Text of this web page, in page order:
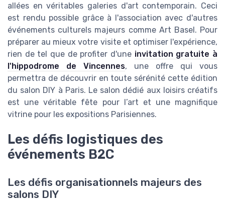
allées en véritables galeries d'art contemporain. Ceci
est rendu possible grâce à l'association avec d'autres
événements culturels majeurs comme Art Basel. Pour
préparer au mieux votre visite et optimiser l'expérience,
rien de tel que de profiter d'une invitation gratuite à
l'hippodrome de Vincennes, une offre qui vous
permettra de découvrir en toute sérénité cette édition
du salon DIY à Paris. Le salon dédié aux loisirs créatifs
est une véritable fête pour l’art et une magnifique
vitrine pour les expositions Parisiennes.
Les défis logistiques des
événements B2C
Les défis organisationnels majeurs des
salons DIY